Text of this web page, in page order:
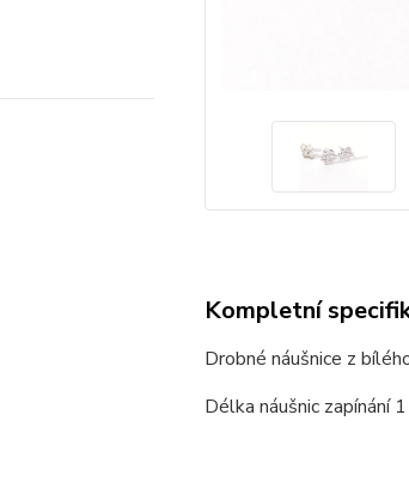
Kompletní
Drobné náušnice z
Délka náušnic zapínání